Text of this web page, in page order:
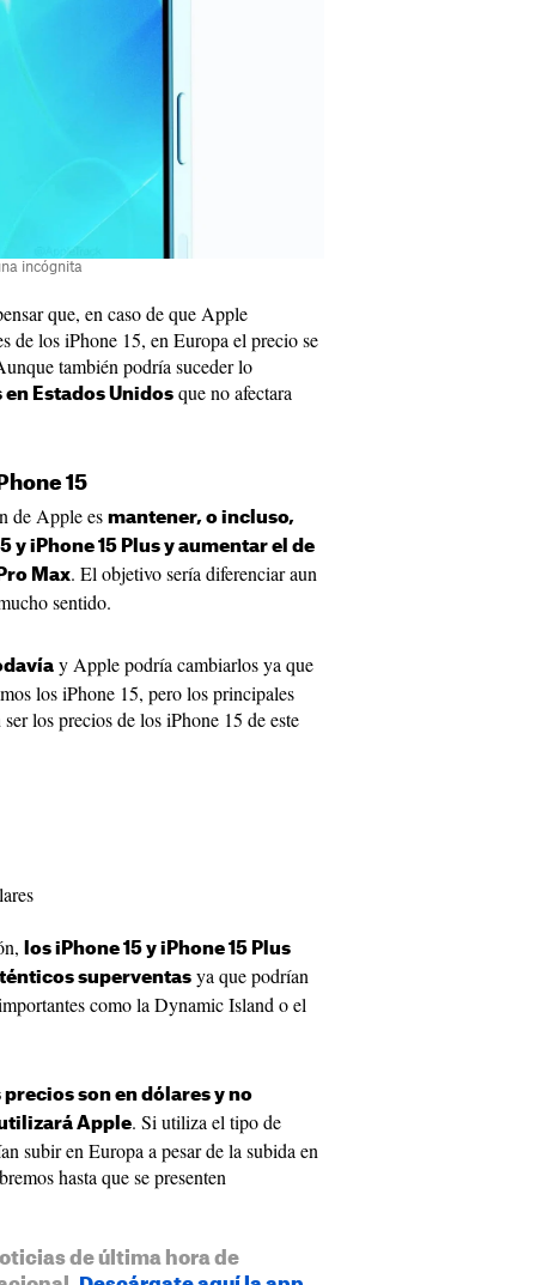
incógnita
que, en caso de que Apple
de los iPhone 15, en Europa el precio se
también podría suceder lo
Estados Unidos que no afectara
15
de Apple es mantener, o incluso,
y iPhone 15 Plus y aumentar el de
Max. El objetivo sería diferenciar aun
sentido.
y Apple podría cambiarlos ya que
los iPhone 15, pero los principales
los precios de los iPhone 15 de este
los iPhone 15 y iPhone 15 Plus
superventas ya que podrían
como la Dynamic Island o el
precios son en dólares y no
Apple. Si utiliza el tipo de
subir en Europa a pesar de la subida en
hasta que se presenten
de última hora de